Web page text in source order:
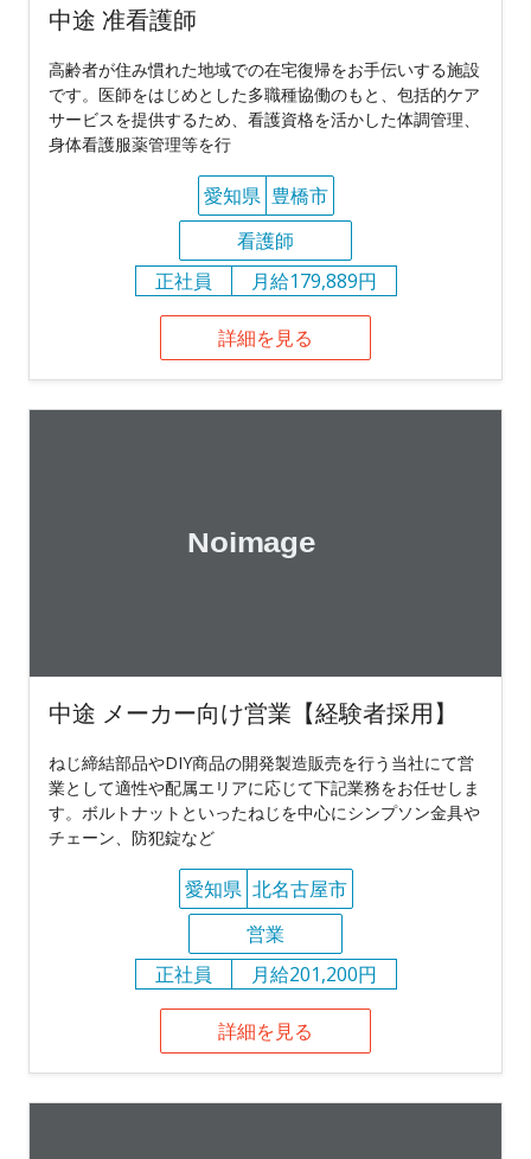
中途 准看護師
高齢者が住み慣れた地域での在宅復帰をお手伝いする施設
です。医師をはじめとした多職種協働のもと、包括的ケア
サービスを提供するため、看護資格を活かした体調管理、
身体看護服薬管理等を行
愛知県 豊橋市
看護師
正社員
月給179,889円
詳細を見る
中途 メーカー向け営業【経験者採用】
ねじ締結部品やDIY商品の開発製造販売を行う当社にて営
業として適性や配属エリアに応じて下記業務をお任せしま
す。ボルトナットといったねじを中心にシンプソン金具や
チェーン、防犯錠など
愛知県 北名古屋市
営業
正社員
月給201,200円
詳細を見る